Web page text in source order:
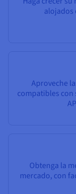
alojados
Aproveche
compatibles con
Obtenga la
mercado, con